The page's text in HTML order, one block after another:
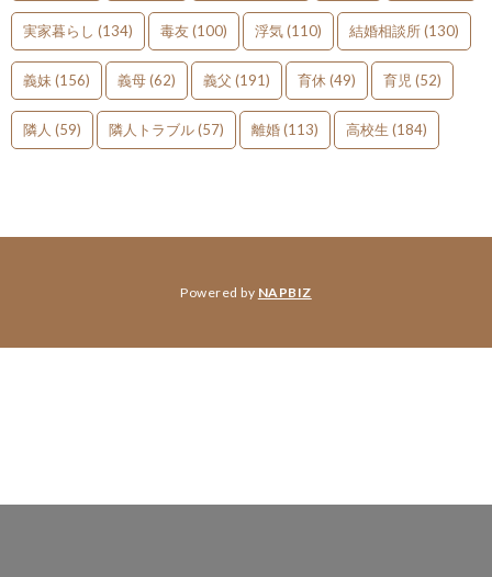
実家暮らし (134) 毒友(100) 浮気(110) 結婚相談所(130)
義妹(156) 義母(62) 義父 (191) 育休 (49) 育児(52)
隣人 (59) 隣人トラブル(57) 離婚(113) 高校生 (184)
Powered by NAPBIZ